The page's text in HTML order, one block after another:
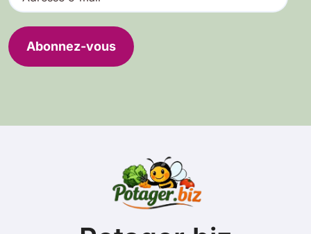
d
e
s
Abonnez-vous